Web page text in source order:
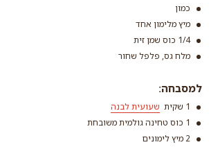
כמון
מיץ מלימון אחד
1/4 כוס שמן זית
מלח גס, פלפל שחור
למסבחה:
1 שקית שעועית לבנה
1 כוס טחינה גולמית משובחת
2 מיץ לימונים